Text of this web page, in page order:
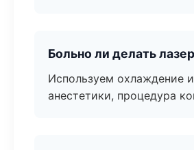
Больно ли делать
Используем охлаждение и
анестетики, процедура